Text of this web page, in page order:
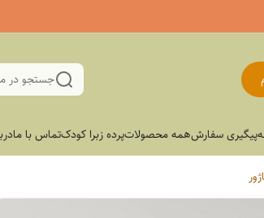
جستجو در
پیگیری سفارشهمه محصولاتپرده زبرا کودکتماس با ما